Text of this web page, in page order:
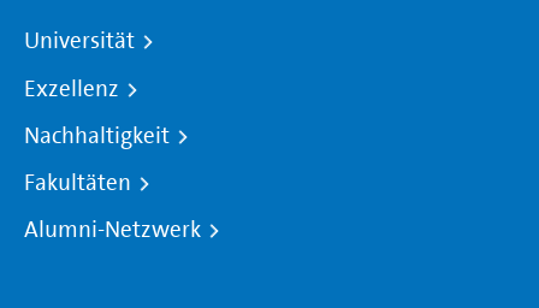
Universität
Exzellenz
Nachhaltigkeit
Fakultäten
Alumni-Netzwerk